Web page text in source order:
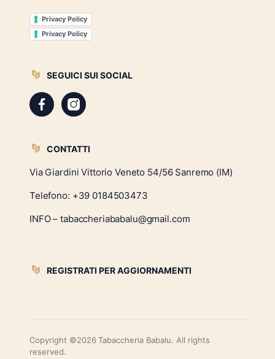
Privacy Policy
Privacy Policy
SEGUICI SUI SOCIAL
CONTATTI
Via Giardini Vittorio Veneto 54/56 Sanremo (IM)
Telefono: +39 0184503473
INFO – tabaccheriababalu@gmail.com
REGISTRATI PER AGGIORNAMENTI
Copyright ©2026 Tabaccheria Babalu. All rights
reserved.